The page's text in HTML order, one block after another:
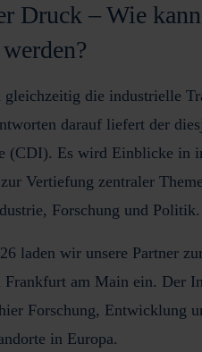
Druck – Wie
gleichzeitig die industrielle
darauf liefert der
(CDI). Es wird Einblicke in
zur Vertiefung zentraler
Forschung und Politik.
laden wir unsere Partner
Frankfurt am Main ein. Der
Forschung, Entwicklung
in Europa.